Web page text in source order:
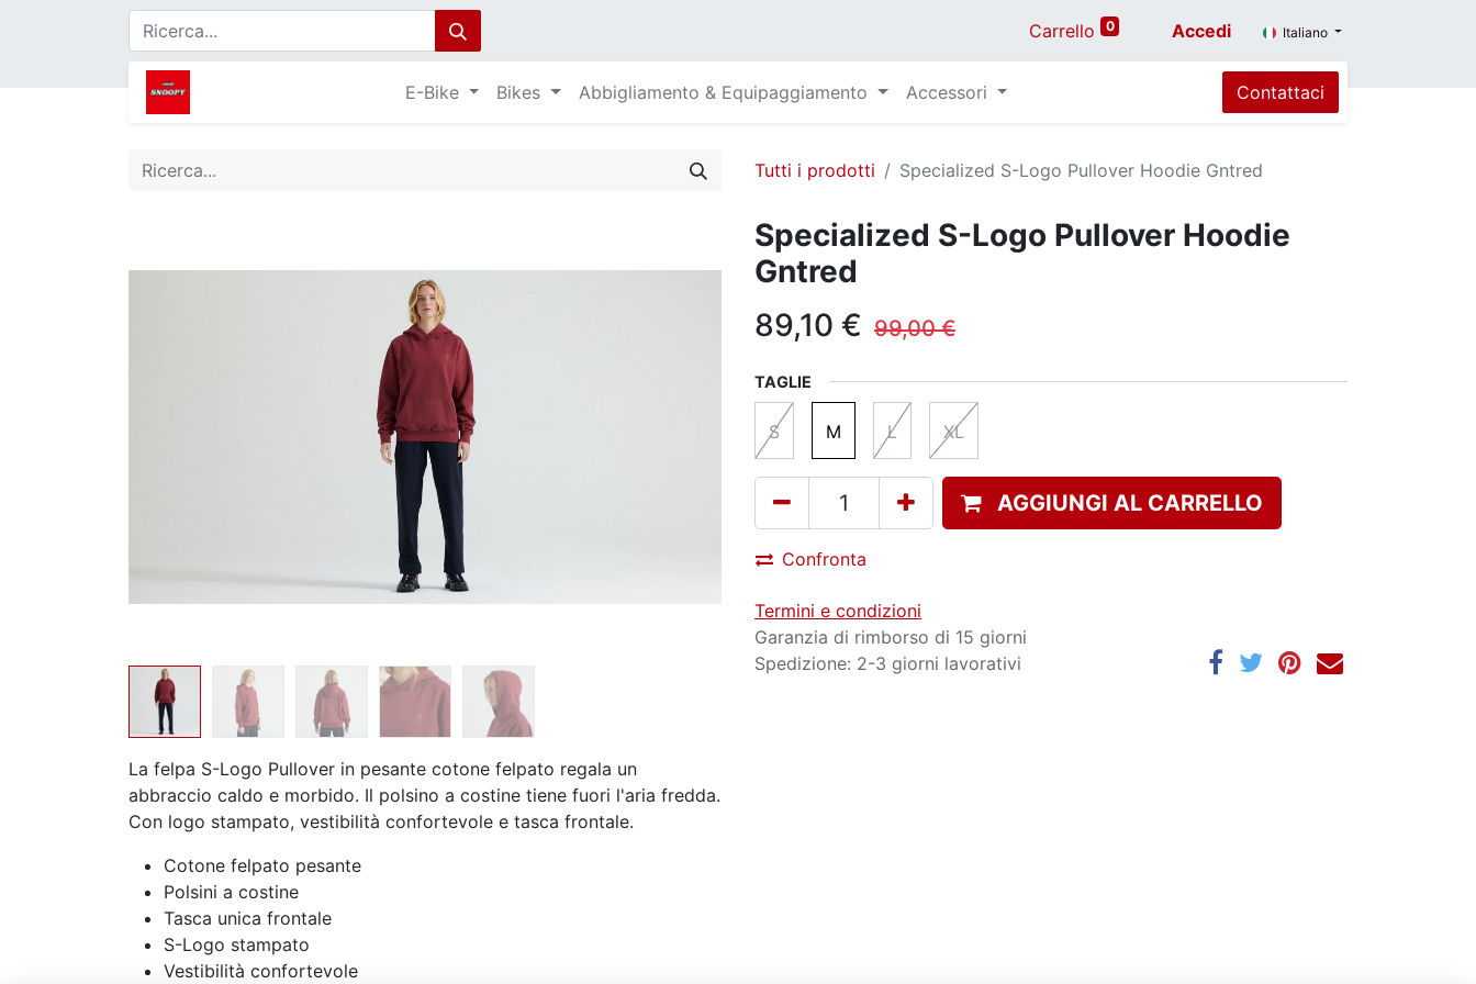
Carrello 0 Accedi Italiano
E-Bike Bikes Abbigliamento & Equipaggiamento Accessori Contattaci
Tutti i prodotti Specialized S-Logo Pullover Hoodie Gntred
La felpa S-Logo Pullover in pesante cotone felpato regala un
abbraccio caldo e morbido. Il polsino a costine tiene fuori l'aria fredda.
Con logo stampato, vestibilità confortevole e tasca frontale.
Cotone felpato pesante
Polsini a costine
Tasca unica frontale
S-Logo stampato
Vestibilità confortevole
Specialized S-Logo Pullover Hoodie
Gntred
89,10 € 99,00€
TAGLIE
S M L XL
AGGIUNGI AL CARRELLO
Confronta
Termini e condizioni
Garanzia di rimborso di 15 giorni
Spedizione: 2-3 giorni lavorativi